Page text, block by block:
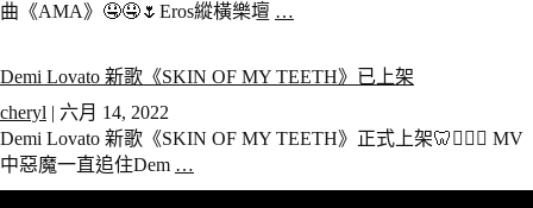
曲《AMA》🤤🤤🌷Eros縱橫樂壇 …
Demi Lovato 新歌《SKIN OF MY TEETH》已上架
cheryl | 六月 14, 2022
Demi Lovato 新歌《SKIN OF MY TEETH》正式上架🦷🧛🏻‍♀️ MV
中惡魔一直追住Dem …